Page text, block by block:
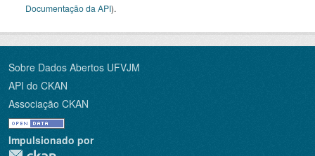
Documentação da API).
Sobre Dados Abertos UFVJM
API do CKAN
Associação CKAN
Impulsionado por